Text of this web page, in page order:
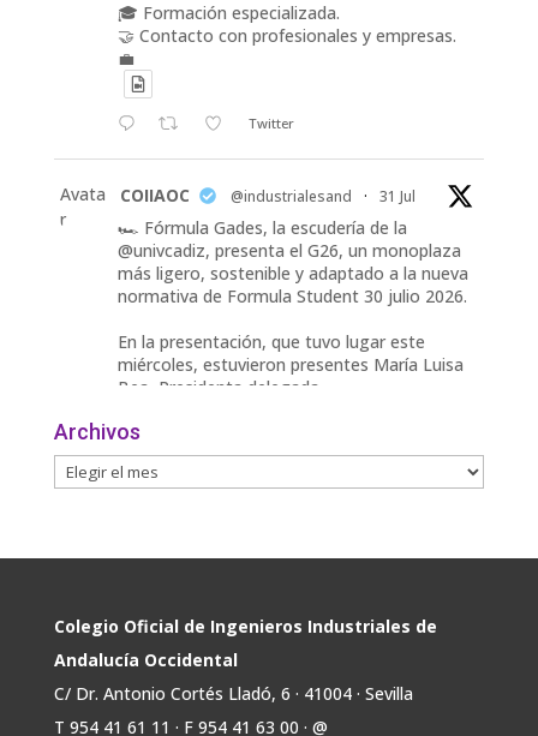
🎓 Formación especializada.
🤝 Contacto con profesionales y empresas.
💼
Twitter
Avata
r
COIIAOC @industrialesand · 31 Jul
🏎️ Fórmula Gades, la escudería de la
@univcadiz, presenta el G26, un monoplaza
más ligero, sostenible y adaptado a la nueva
normativa de Formula Student 30 julio 2026.
En la presentación, que tuvo lugar este
miércoles, estuvieron presentes María Luisa
Bea, Presidenta delegada
Twitter
📢ℹ️ El Gobierno acelera la electrificación
2030 para infraestructuras que permitan la
conexión de vivienda, industria y transporte
electrificado.
Estas medidas se encuentran en la dirección
Archivos
Colegio Oficial de Ingenieros Industriales de
Andalucía Occidental
C/ Dr. Antonio Cortés Lladó, 6 · 41004 · Sevilla
T 954 41 61 11 · F 954 41 63 00 · @